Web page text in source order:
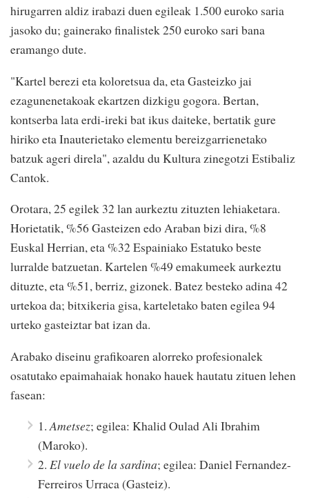
hirugarren aldiz irabazi duen egileak 1.500 euroko saria
jasoko du; gainerako finalistek 250 euroko sari bana
eramango dute.
"Kartel berezi eta koloretsua da, eta Gasteizko jai
ezagunenetakoak ekartzen dizkigu gogora. Bertan,
kontserba lata erdi-ireki bat ikus daiteke, bertatik gure
hiriko eta Inauterietako elementu bereizgarrienetako
batzuk ageri direla", azaldu du Kultura zinegotzi Estibaliz
Cantok.
Orotara, 25 egilek 32 lan aurkeztu zituzten lehiaketara.
Horietatik, %56 Gasteizen edo Araban bizi dira, %8
Euskal Herrian, eta %32 Espainiako Estatuko beste
lurralde batzuetan. Kartelen %49 emakumeek aurkeztu
dituzte, eta %51, berriz, gizonek. Batez besteko adina 42
urtekoa da; bitxikeria gisa, karteletako baten egilea 94
urteko gasteiztar bat izan da.
Arabako diseinu grafikoaren alorreko profesionalek
osatutako epaimahaiak honako hauek hautatu zituen lehen
fasean:
1.Ametsez; egilea: Khalid Oulad Ali Ibrahim
(Maroko).
2. El vuelo de la sardina; egilea: Daniel Fernandez-
Ferreiros Urraca (Gasteiz).